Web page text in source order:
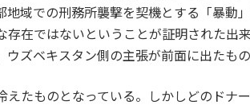
地域での刑務所襲撃を契機とする「暴
存在ではないということが証明された
ズベキスタン側の主張が前面に出たもの
えたものとなっている。しかしどのドナ